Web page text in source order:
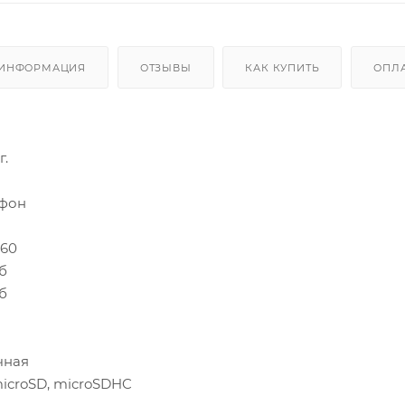
ОТЗЫВЫ КАК КУПИТЬ
microSDHC